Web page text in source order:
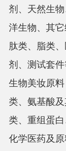
剂、天然生
洋生物、其它
肽类、脂类
剂、测试套
生物美妆原料
类、氨基酸
类、重组蛋白
化学医药及原